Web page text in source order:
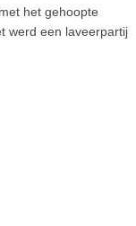
het gehoopte
werd een laveerpartij